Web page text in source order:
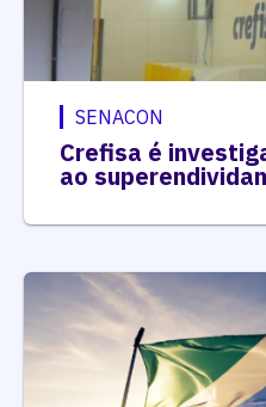
SENACON
Crefisa é
ao